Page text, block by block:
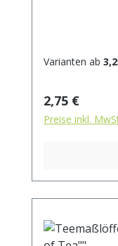
Varianten ab
Regulärer
2,75 €
Preise inkl.